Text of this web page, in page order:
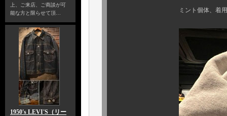
上、ご来店、ご商談が可
能な方と限らせて頂…
1950's LEVI'S（リー
ミント個体、着用可能サイ